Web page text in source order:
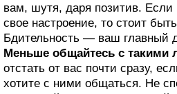
вам, шутя, даря позитив. Если
свое настроение, то стоит
Бдительность — ваш главный
Меньше общайтесь с такими
отстать от вас почти сразу,
хотите с ними общаться. Не